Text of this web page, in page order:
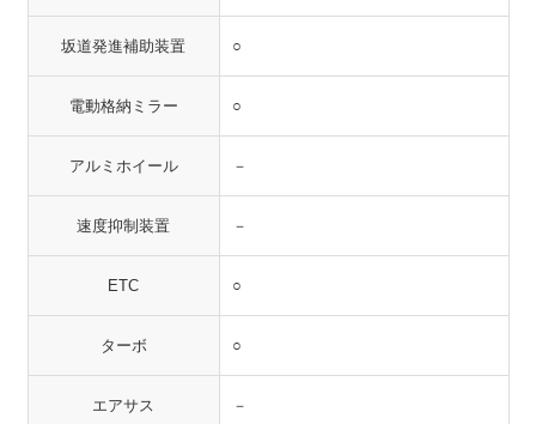
坂道発進補助装置 ○
電動格納ミラー ○
アルミホイール －
速度抑制装置 －
ETC ○
ターボ ○
エアサス －